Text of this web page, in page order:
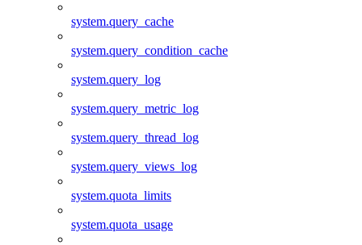
system.query_cache
system.query_condition_cache
system.query_log
system.query_metric_log
system.query_thread_log
system.query_views_log
system.quota_limits
system.quota_usage